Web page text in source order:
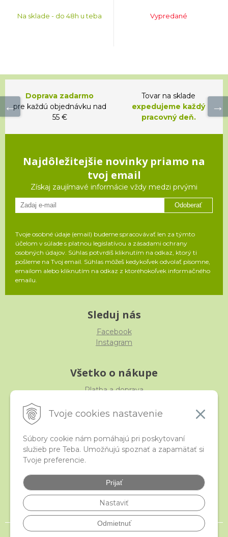
Tvoje cookies nastavenie
Súbory cookie nám pomáhajú pri poskytovaní
služieb pre Teba. Umožňujú spoznať a zapamätať si
Tvoje preferencie.
Prijať
Nastaviť
Odmietnuť
Na sklade - do 48h u teba Vypredané
Doprava zadarmo
pre každú objednávku nad
55 €
Tovar na sklade
expedujeme každý
pracovný deň.
Najdôležitejšie novinky priamo na
tvoj email
Získaj zaujímavé informácie vždy medzi prvými
Odoberať
Tvoje osobné údaje (email) budeme spracovávať len za týmto
účelom v súlade s platnou legislatívou a zásadami ochrany
osobných údajov. Súhlas potvrdíš kliknutím na odkaz, ktorý ti
pošleme na Tvoj email. Súhlas môžeš kedykoľvek odvolať písomne,
emailom alebo kliknutím na odkaz z ktoréhokoľvek informačného
emailu.
Sleduj nás
Facebook
Instagram
Všetko o nákupe
Platba a doprava
Obchodné podmienky
iStraka
Veľkoobchod
Najčastejšie otázky
Certifikáty
© 2026 istraka.sk - najligotavejšie korálky a polodrahokamy široko ďaleko •